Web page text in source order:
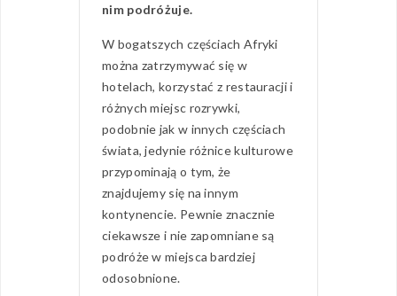
nim podróżuje.
W bogatszych częściach Afryki
można zatrzymywać się w
hotelach, korzystać z restauracji i
różnych miejsc rozrywki,
podobnie jak w innych częściach
świata, jedynie różnice kulturowe
przypominają o tym, że
znajdujemy się na innym
kontynencie. Pewnie znacznie
ciekawsze i nie zapomniane są
podróże w miejsca bardziej
odosobnione.